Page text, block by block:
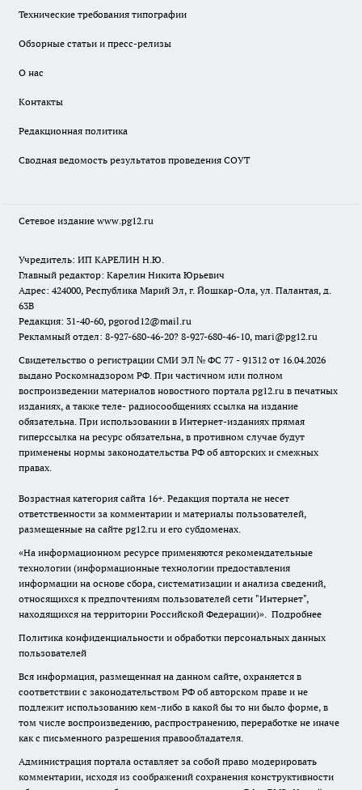
Технические требования типографии
Обзорные статьи и пресс-релизы
О нас
Контакты
Редакционная политика
Сводная ведомость результатов проведения СОУТ
Сетевое издание www.pg12.ru
Учредитель: ИП КАРЕЛИН Н.Ю.
Главный редактор: Карелин Никита Юрьевич
Адрес: 424000, Республика Марий Эл, г. Йошкар-Ола, ул. Палантая, д.
63В
Редакция: 31-40-60, pgorod12@mail.ru
Рекламный отдел: 8-927-680-46-20? 8-927-680-46-10, mari@pg12.ru
Свидетельство о регистрации СМИ ЭЛ № ФС 77 - 91312 от 16.04.2026
выдано Роскомнадзором РФ. При частичном или полном
воспроизведении материалов новостного портала pg12.ru в печатных
изданиях, а также теле- радиосообщениях ссылка на издание
обязательна. При использовании в Интернет-изданиях прямая
гиперссылка на ресурс обязательна, в противном случае будут
применены нормы законодательства РФ об авторских и смежных
правах.
Возрастная категория сайта 16+. Редакция портала не несет
ответственности за комментарии и материалы пользователей,
размещенные на сайте pg12.ru и его субдоменах.
«На информационном ресурсе применяются рекомендательные
технологии (информационные технологии предоставления
информации на основе сбора, систематизации и анализа сведений,
относящихся к предпочтениям пользователей сети "Интернет",
находящихся на территории Российской Федерации)». Подробнее
Политика конфиденциальности и обработки персональных данных
пользователей
Вся информация, размещенная на данном сайте, охраняется в
соответствии с законодательством РФ об авторском праве и не
подлежит использованию кем-либо в какой бы то ни было форме, в
том числе воспроизведению, распространению, переработке не иначе
как с письменного разрешения правообладателя.
Администрация портала оставляет за собой право модерировать
комментарии, исходя из соображений сохранения конструктивности